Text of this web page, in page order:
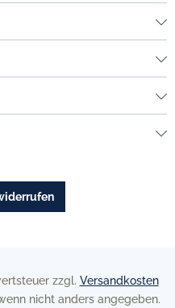
zzgl. Versandkosten
nicht anders angegeben.